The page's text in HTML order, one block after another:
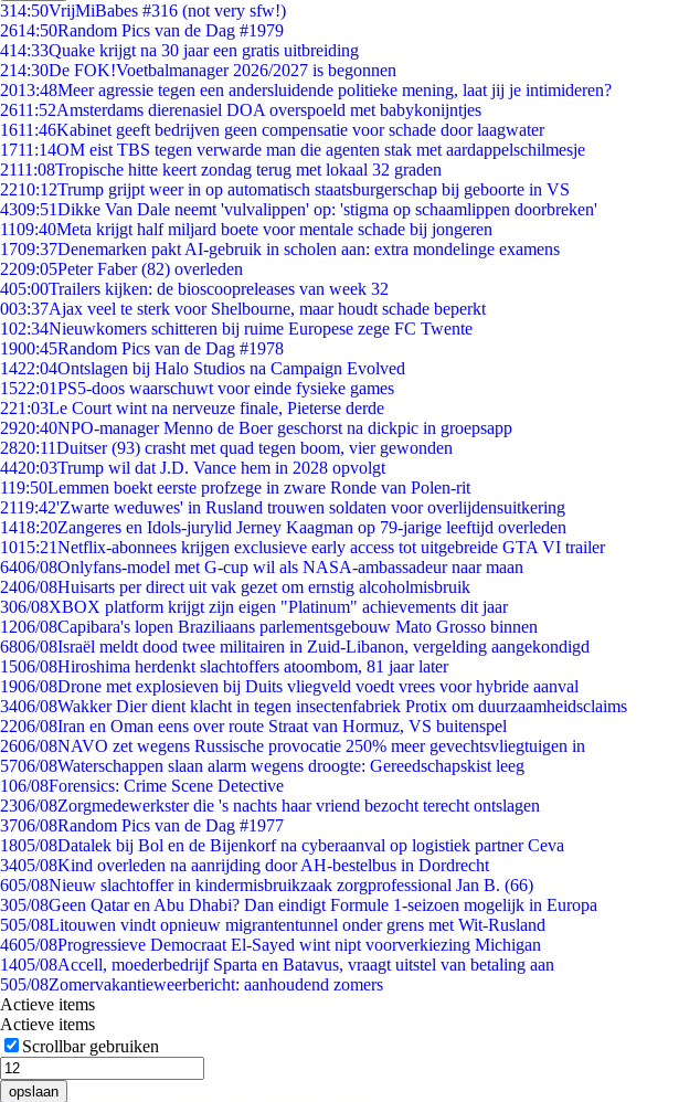
314:50VrijMiBabes #316 (not very sfw!)
2614:50Random Pics van de Dag #1979
414:33Quake krijgt na 30 jaar een gratis uitbreiding
214:30De FOK!Voetbalmanager 2026/2027 is begonnen
2013:48Meer agressie tegen een andersluidende politieke mening, laat jij je intimideren?
2611:52Amsterdams dierenasiel DOA overspoeld met babykonijntjes
1611:46Kabinet geeft bedrijven geen compensatie voor schade door laagwater
1711:14OM eist TBS tegen verwarde man die agenten stak met aardappelschilmesje
2111:08Tropische hitte keert zondag terug met lokaal 32 graden
2210:12Trump grijpt weer in op automatisch staatsburgerschap bij geboorte in VS
4309:51Dikke Van Dale neemt 'vulvalippen' op: 'stigma op schaamlippen doorbreken'
1109:40Meta krijgt half miljard boete voor mentale schade bij jongeren
1709:37Denemarken pakt AI-gebruik in scholen aan: extra mondelinge examens
2209:05Peter Faber (82) overleden
405:00Trailers kijken: de bioscoopreleases van week 32
003:37Ajax veel te sterk voor Shelbourne, maar houdt schade beperkt
102:34Nieuwkomers schitteren bij ruime Europese zege FC Twente
1900:45Random Pics van de Dag #1978
1422:04Ontslagen bij Halo Studios na Campaign Evolved
1522:01PS5-doos waarschuwt voor einde fysieke games
221:03Le Court wint na nerveuze finale, Pieterse derde
2920:40NPO-manager Menno de Boer geschorst na dickpic in groepsapp
2820:11Duitser (93) crasht met quad tegen boom, vier gewonden
4420:03Trump wil dat J.D. Vance hem in 2028 opvolgt
119:50Lemmen boekt eerste profzege in zware Ronde van Polen-rit
2119:42'Zwarte weduwes' in Rusland trouwen soldaten voor overlijdensuitkering
1418:20Zangeres en Idols-jurylid Jerney Kaagman op 79-jarige leeftijd overleden
1015:21Netflix-abonnees krijgen exclusieve early access tot uitgebreide GTA VI trailer
6406/08Onlyfans-model met G-cup wil als NASA-ambassadeur naar maan
2406/08Huisarts per direct uit vak gezet om ernstig alcoholmisbruik
306/08XBOX platform krijgt zijn eigen "Platinum" achievements dit jaar
1206/08Capibara's lopen Braziliaans parlementsgebouw Mato Grosso binnen
6806/08Israël meldt dood twee militairen in Zuid-Libanon, vergelding aangekondigd
1506/08Hiroshima herdenkt slachtoffers atoombom, 81 jaar later
1906/08Drone met explosieven bij Duits vliegveld voedt vrees voor hybride aanval
3406/08Wakker Dier dient klacht in tegen insectenfabriek Protix om duurzaamheidsclaims
2206/08Iran en Oman eens over route Straat van Hormuz, VS buitenspel
2606/08NAVO zet wegens Russische provocatie 250% meer gevechtsvliegtuigen in
5706/08Waterschappen slaan alarm wegens droogte: Gereedschapskist leeg
106/08Forensics: Crime Scene Detective
2306/08Zorgmedewerkster die 's nachts haar vriend bezocht terecht ontslagen
3706/08Random Pics van de Dag #1977
1805/08Datalek bij Bol en de Bijenkorf na cyberaanval op logistiek partner Ceva
3405/08Kind overleden na aanrijding door AH-bestelbus in Dordrecht
605/08Nieuw slachtoffer in kindermisbruikzaak zorgprofessional Jan B. (66)
305/08Geen Qatar en Abu Dhabi? Dan eindigt Formule 1-seizoen mogelijk in Europa
505/08Litouwen vindt opnieuw migrantentunnel onder grens met Wit-Rusland
4605/08Progressieve Democraat El-Sayed wint nipt voorverkiezing Michigan
1405/08Accell, moederbedrijf Sparta en Batavus, vraagt uitstel van betaling aan
505/08Zomervakantieweerbericht: aanhoudend zomers
Actieve items
Actieve items
Scrollbar gebruiken
opslaan